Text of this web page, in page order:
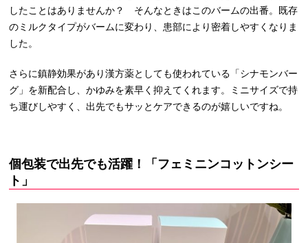
したことはありませんか？ そんなときはこのバームの出番。既存
のミルクタイプがバームに変わり、患部により密着しやすくなりま
した。
さらに鎮静効果があり漢方薬としても使われている「シナモンバー
グ」を新配合し、かゆみを素早く抑えてくれます。ミニサイズで持
ち運びしやすく、出先でもサッとケアできるのが嬉しいですね。
個包装で出先でも活躍！「フェミニンコットンシー
ト」